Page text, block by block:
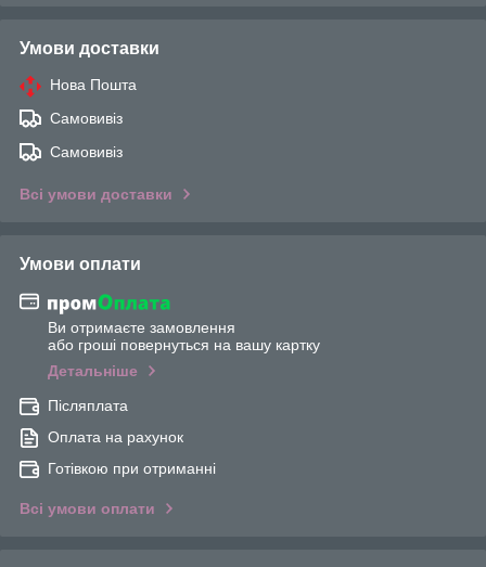
Умови доставки
Нова Пошта
Самовивіз
Самовивіз
Всі умови доставки
Умови оплати
Ви отримаєте замовлення
або гроші повернуться на вашу картку
Детальніше
Післяплата
Оплата на рахунок
Готівкою при отриманні
Всі умови оплати